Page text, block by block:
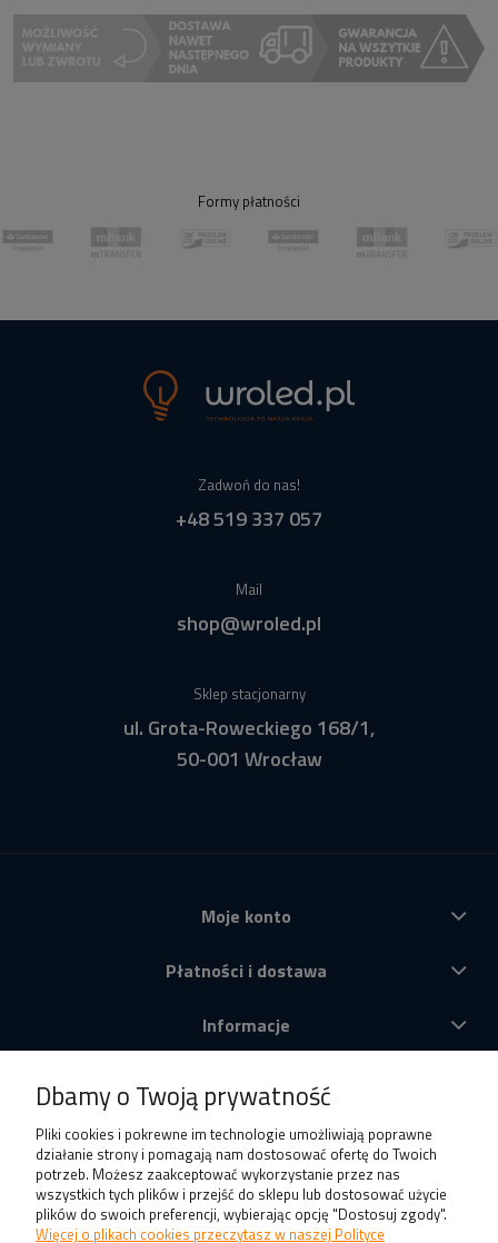
Formy płatności
Zadwoń do nas!
+48 519 337 057
Mail
shop@wroled.pl
Sklep stacjonarny
ul. Grota-Roweckiego 168/1,
50-001 Wrocław
Moje konto
Płatności i dostawa
Informacje
Produkty
Dbamy o Twoją prywatność
Pliki cookies i pokrewne im technologie umożliwiają poprawne
działanie strony i pomagają nam dostosować ofertę do Twoich
potrzeb. Możesz zaakceptować wykorzystanie przez nas
wszystkich tych plików i przejść do sklepu lub dostosować użycie
plików do swoich preferencji, wybierając opcję "Dostosuj zgody".
Więcej o plikach cookies przeczytasz w naszej Polityce